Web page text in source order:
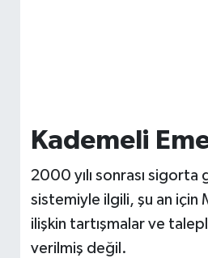
Kademeli
2000 yılı sonrası sigorta
sistemiyle ilgili, şu an için
ilişkin tartışmalar ve
verilmiş değil.